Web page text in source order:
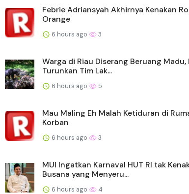
Febrie Adriansyah Akhirnya Kenakan
Orange
6 hours ago 3
Warga di Riau Diserang Beruang Madu,
Turunkan Tim Lak...
6 hours ago 5
Mau Maling Eh Malah Ketiduran di
Korban
6 hours ago 3
MUI Ingatkan Karnaval HUT RI tak
Busana yang Menyeru...
6 hours ago 4